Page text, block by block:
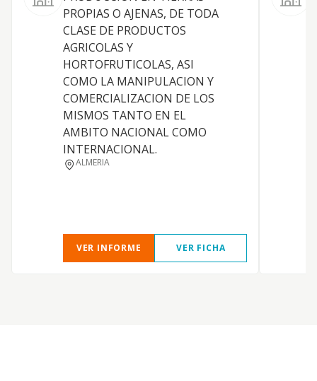
PROPIAS O AJENAS, DE TODA
CLASE DE PRODUCTOS
AGRICOLAS Y
HORTOFRUTICOLAS, ASI
COMO LA MANIPULACION Y
COMERCIALIZACION DE LOS
MISMOS TANTO EN EL
AMBITO NACIONAL COMO
INTERNACIONAL.
ALMERIA
VER INFORME VER FICHA